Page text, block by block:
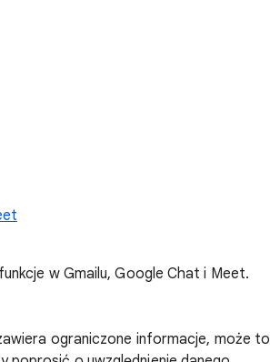
w Gmailu, Google Chat i Meet.
ograniczone informacje, może to